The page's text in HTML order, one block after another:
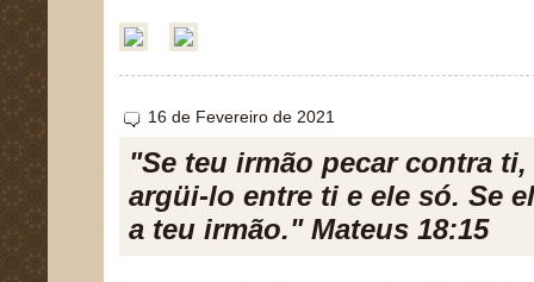
16 de Fevereiro de 2021
"Se teu irmão pecar contra ti,
argüi-lo entre ti e ele só. Se
a teu irmão." Mateus 18:15